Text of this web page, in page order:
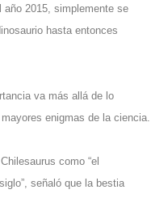
año 2015, simplemente se
hasta entonces
va más allá de lo
mayores enigmas de la ciencia.
como “el
señaló que la bestia